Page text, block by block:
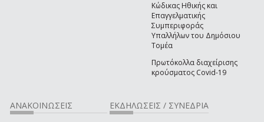
Κώδικας Ηθικής και
Επαγγελματικής
Συμπεριφοράς
Υπαλλήλων του Δημόσιου
Τομέα
Πρωτόκολλα διαχείρισης
κρούσματος Covid-19
ΑΝΑΚΟΙΝΩΣΕΙΣ ΕΚΔΗΛΩΣΕΙΣ / ΣΥΝΕΔΡΙΑ